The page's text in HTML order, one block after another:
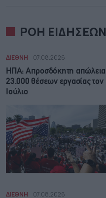
ΡΟΗ ΕΙΔΗΣΕΩΝ
ΔΙΕΘΝΗ 07.08.2026
ΗΠΑ: Απροσδόκητη απώλεια
23.000 θέσεων εργασίας τον
Ιούλιο
ΔΙΕΘΝΗ 07.08.2026